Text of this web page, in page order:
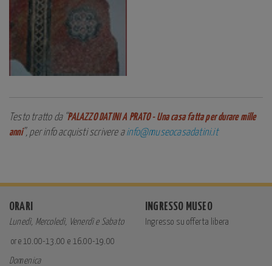
Testo tratto da “PALAZZO DATINI A PRATO - Una casa fatta per durare mille
anni”, per info acquisti scrivere ainfo@museocasadatini.it
ORARI
Lunedì, Mercoledì, Venerdì e Sabato
ore 10.00-13.00 e 16.00-19.00
Domenica
INGRESSO MUSEO
Ingresso su offerta libera